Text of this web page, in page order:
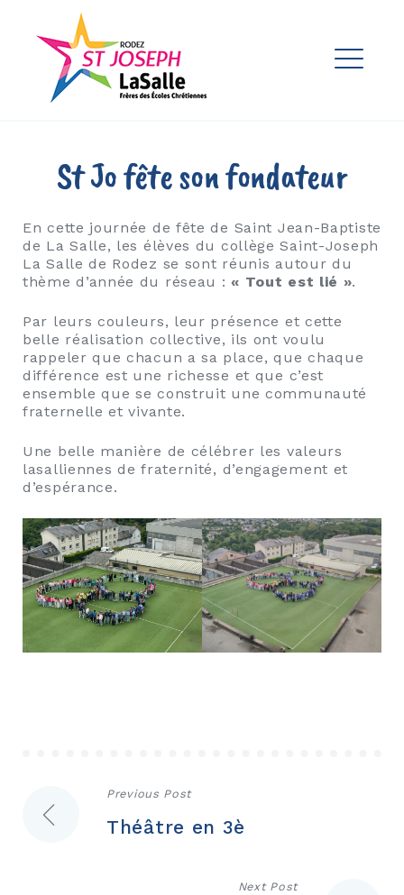
contentEnsemble Scolaire St Joseph
La Salle Rodez
St Jo fête son fondateur
En cette journée de fête de Saint Jean-Baptiste
de La Salle, les élèves du collège Saint-Joseph
La Salle de Rodez se sont réunis autour du
thème d’année du réseau : « Tout est lié ».
Par leurs couleurs, leur présence et cette
belle réalisation collective, ils ont voulu
rappeler que chacun a sa place, que chaque
différence est une richesse et que c’est
ensemble que se construit une communauté
fraternelle et vivante.
Une belle manière de célébrer les valeurs
lasalliennes de fraternité, d’engagement et
d’espérance.
NavigationPrevious Post
Théâtre en 3è
Next Post